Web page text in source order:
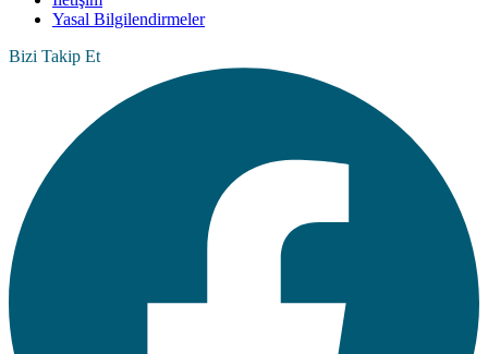
Yasal Bilgilendirmeler
Bizi Takip Et